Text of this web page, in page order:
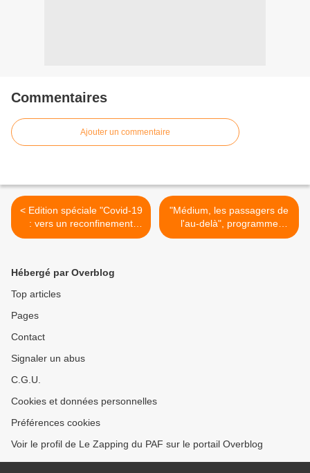
Commentaires
Ajouter un commentaire
< Edition spéciale "Covid-19
: vers un reconfinement
national ?" sur franceinfo
"Médium, les passagers de
l'au-delà", programme
inédit disponible sur 6 Play
Hébergé par Overblog
Top articles
Pages
Contact
Signaler un abus
C.G.U.
Cookies et données personnelles
Préférences cookies
Voir le profil de Le Zapping du PAF sur le portail Overblog